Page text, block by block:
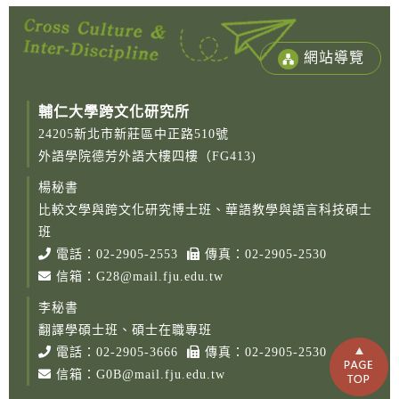
網站導覽
輔仁大學跨文化研究所
24205新北市新莊區中正路510號
外語學院德芳外語大樓四樓（FG413)
楊秘書
比較文學與跨文化研究博士班、華語教學與語言科技碩士
班
電話： 02-2905-2553
傳真：02-2905-2530
信箱： G28@mail.fju.edu.tw
李秘書
翻譯學碩士班、碩士在職專班
電話： 02-2905-3666
傳真：02-2905-2530
信箱： G0B@mail.fju.edu.tw